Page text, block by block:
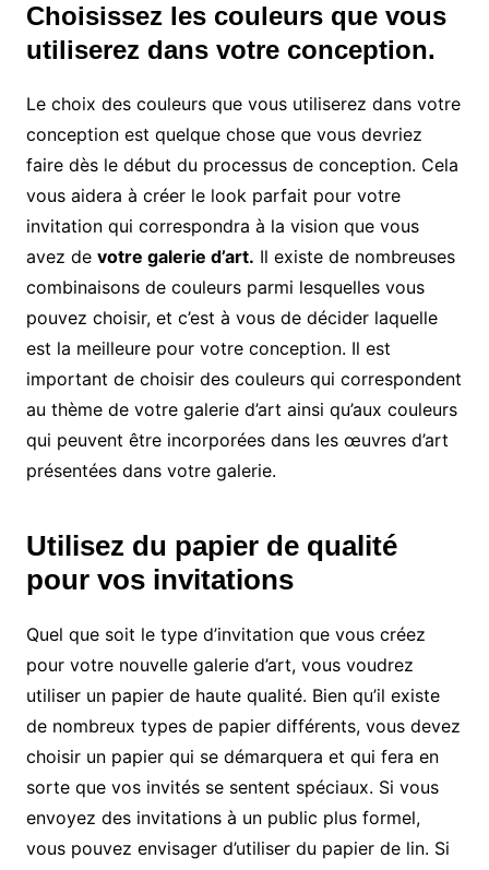
Choisissez les couleurs que vous
utiliserez dans votre conception.
Le choix des couleurs que vous utiliserez dans votre
conception est quelque chose que vous devriez
faire dès le début du processus de conception. Cela
vous aidera à créer le look parfait pour votre
invitation qui correspondra à la vision que vous
avez de votre galerie d’art. Il existe de nombreuses
combinaisons de couleurs parmi lesquelles vous
pouvez choisir, et c’est à vous de décider laquelle
est la meilleure pour votre conception. Il est
important de choisir des couleurs qui correspondent
au thème de votre galerie d’art ainsi qu’aux couleurs
qui peuvent être incorporées dans les œuvres d’art
présentées dans votre galerie.
Utilisez du papier de qualité
pour vos invitations
Quel que soit le type d’invitation que vous créez
pour votre nouvelle galerie d’art, vous voudrez
utiliser un papier de haute qualité. Bien qu’il existe
de nombreux types de papier différents, vous devez
choisir un papier qui se démarquera et qui fera en
sorte que vos invités se sentent spéciaux. Si vous
envoyez des invitations à un public plus formel,
vous pouvez envisager d’utiliser du papier de lin. Si